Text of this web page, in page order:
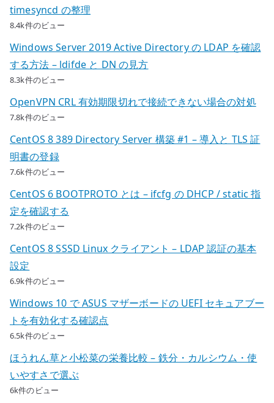
timesyncd の整理
8.4k件のビュー
Windows Server 2019 Active Directory の LDAP を確認
する方法 – ldifde と DN の見方
8.3k件のビュー
OpenVPN CRL 有効期限切れで接続できない場合の対処
7.8k件のビュー
CentOS 8 389 Directory Server 構築 #1 – 導入と TLS 証
明書の登録
7.6k件のビュー
CentOS 6 BOOTPROTO とは – ifcfg の DHCP / static 指
定を確認する
7.2k件のビュー
CentOS 8 SSSD Linux クライアント – LDAP 認証の基本
設定
6.9k件のビュー
Windows 10 で ASUS マザーボードの UEFI セキュアブー
トを有効化する確認点
6.5k件のビュー
ほうれん草と小松菜の栄養比較 – 鉄分・カルシウム・使
いやすさで選ぶ
6k件のビュー